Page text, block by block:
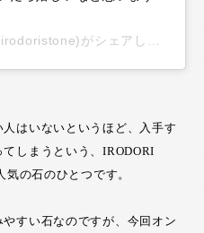
がシェアした投稿 -
はいないというほど、入手す
しまうという、IRODORI
の石のひとつです。
すい石なのですが、今回オン